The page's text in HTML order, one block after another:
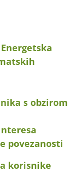
s obzirom
povezanosti
korisnike